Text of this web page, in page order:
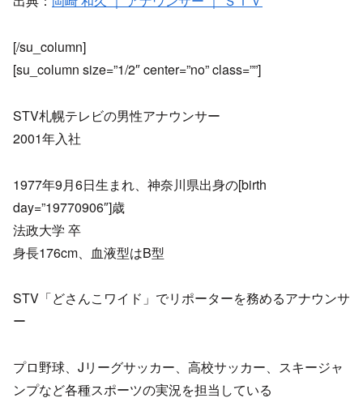
[/su_column]
[su_column size=”1/2″ center=”no” class=””]
STV札幌テレビの男性アナウンサー
2001年入社
1977年9月6日生まれ、神奈川県出身の[birth
day=”19770906″]歳
法政大学 卒
身長176cm、血液型はB型
STV「どさんこワイド」でリポーターを務めるアナウンサ
ー
プロ野球、Jリーグサッカー、高校サッカー、スキージャ
ンプなど各種スポーツの実況を担当している